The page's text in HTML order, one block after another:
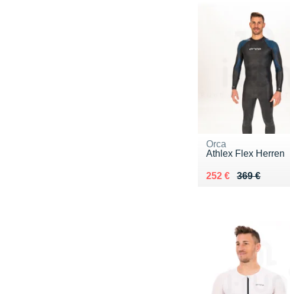
Orca
Athlex Flex Herren
369 €
Au lieu de 369 €
252 €
Vendu 252 €